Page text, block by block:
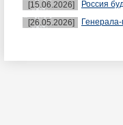
[15.06.2026]
Россия
[26.05.2026]